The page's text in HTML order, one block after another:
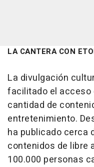
LA CANTERA CON
La divulgación
facilitado el acceso
cantidad de
entretenimiento.
ha publicado cerca
contenidos de libre
100.000 personas